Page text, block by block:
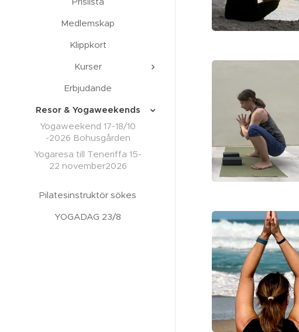
Medlemskap
Klippkort
Kurser
Erbjudande
Resor & Yogaweekends
Yogaweekend 17-18/10
-2026 Bohusgården
Yogaresa till Teneriffa 15-
22 november2026
Pilatesinstruktör sökes
YOGADAG 23/8